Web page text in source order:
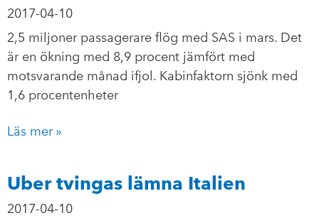
2017-04-10
2,5 miljoner passagerare flög med SAS i mars. Det
är en ökning med 8,9 procent jämfört med
motsvarande månad ifjol. Kabinfaktorn sjönk med
1,6 procentenheter
Läs mer »
Uber tvingas lämna Italien
2017-04-10